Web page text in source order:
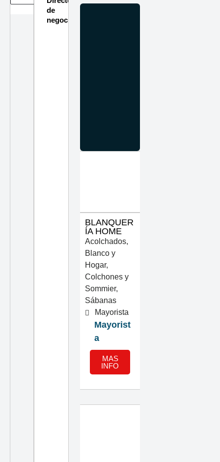
de
negocios
BLANQUER
ÍA HOME
Acolchados,
Blanco y
Hogar,
Colchones y
Sommier,
Sábanas
Mayorista
Mayorist
a
MAS
INFO